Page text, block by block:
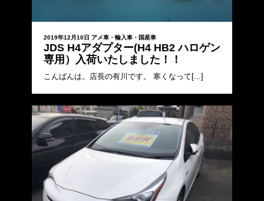
2019年12月10日 アメ車・輸入車・国産車
JDS H4アダプター(H4 HB2 ハロゲン
専用）入荷いたしました！！
こんばんは。店長の有川です。 寒くなって[...]